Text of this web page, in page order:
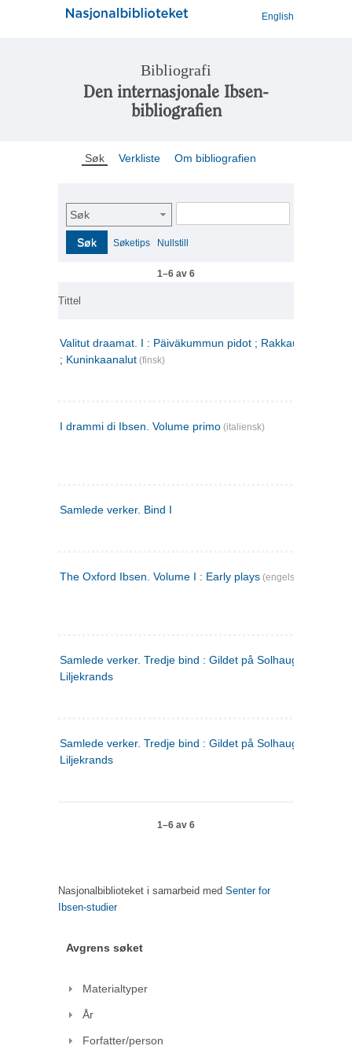
English
Bibliografi
Den internasjonale Ibsen-
bibliografien
Søk Verkliste Om bibliografien
Søk
Søk Søketips Nullstill
1–6 av 6
Tittel
Valitut draamat. I : Päiväkummun pidot ; Rakkauden
; Kuninkaanalut (finsk)
I drammi di Ibsen. Volume primo (italiensk)
Samlede verker. Bind I
The Oxford Ibsen. Volume I : Early plays (engelsk)
Samlede verker. Tredje bind : Gildet på Solhaug ; Olaf
Liljekrands
Samlede verker. Tredje bind : Gildet på Solhaug ; Olaf
Liljekrands
1–6 av 6
Nasjonalbiblioteket i samarbeid med Senter for
Ibsen-studier
Avgrens søket
Materialtyper
År
Forfatter/person